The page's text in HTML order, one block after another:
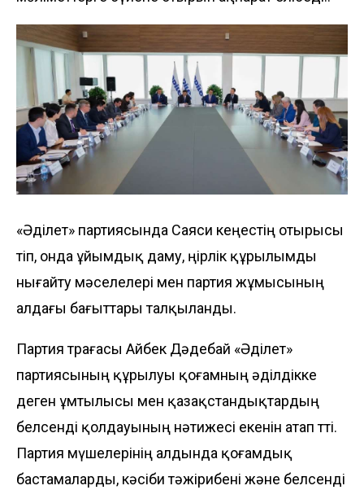
«Әділет» партиясында Саяси кеңестің отырысы
өтіп, онда ұйымдық даму, өңірлік құрылымды
нығайту мәселелері мен партия жұмысының
алдағы бағыттары талқыланды.
Партия төрағасы Айбек Дәдебай «Әділет»
партиясының құрылуы қоғамның әділдікке
деген ұмтылысы мен қазақстандықтардың
белсенді қолдауының нәтижесі екенін атап өтті.
Партия мүшелерінің алдында қоғамдық
бастамаларды, кәсіби тәжірибені және белсенді